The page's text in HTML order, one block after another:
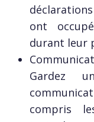
ont
durant leur
Gardez
compris